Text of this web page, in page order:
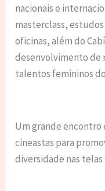
nacionais e
masterclass, estudos
oficinas, além do
desenvolvimento de
talentos femininos
Um grande
cineastas para
diversidade nas telas